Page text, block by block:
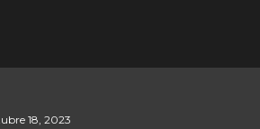
18, 2023